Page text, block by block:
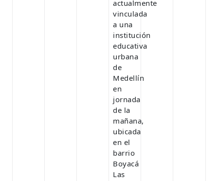
actualmente
vinculada
a una
institución
educativa
urbana
de
Medellín
en
jornada
de la
mañana,
ubicada
en el
barrio
Boyacá
Las